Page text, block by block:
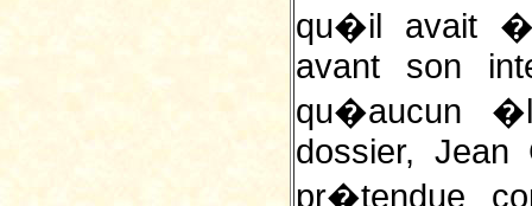
qu�il avait
avant son
qu�aucun
dossier,
pr�tendue